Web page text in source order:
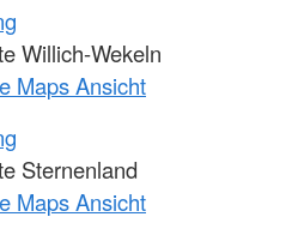
Willich-Wekeln
Maps Ansicht
Sternenland
Maps Ansicht